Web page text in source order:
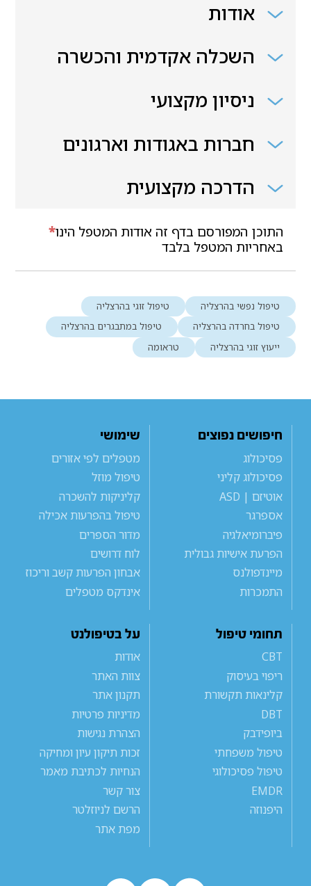
אודות
השכלה אקדמית והכשרה
ניסיון מקצועי
חברות באגודות וארגונים
הדרכה מקצועית
*התוכן המפורסם בדף זה אודות המטפל הינו
באחריות המטפל בלבד
טיפול נפשי בהרצליה
טיפול זוגי בהרצליה
טיפול בחרדה בהרצליה
טיפול במתבגרים בהרצליה
ייעוץ זוגי בהרצליה
טראומה
חיפושים נפוצים
פסיכולוג
פסיכולוג קליני
אוטיזם | ASD
אספרגר
פיברומיאלגיה
הפרעת אישיות גבולית
מיינדפולנס
התמכרות
שימושי
מטפלים לפי אזורים
טיפול מוזל
קליניקות להשכרה
טיפול בהפרעות אכילה
מדור הספרים
לוח דרושים
אבחון הפרעות קשב וריכוז
אינדקס מטפלים
תחומי טיפול
CBT
ריפוי בעיסוק
קלינאות תקשורת
DBT
ביופידבק
טיפול משפחתי
טיפול פסיכולוגי
EMDR
היפנוזה
על בטיפולנט
אודות
צוות האתר
תקנון אתר
מדיניות פרטיות
הצהרת נגישות
זכות תיקון עיון ומחיקה
הנחיות לכתיבת מאמר
צור קשר
הרשם לניוזלטר
מפת אתר